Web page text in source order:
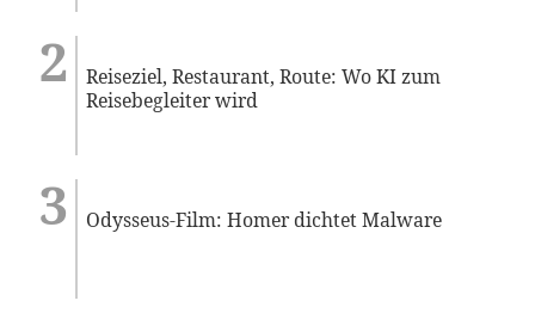
Reiseziel, Restaurant, Route: Wo KI zum
Reisebegleiter wird
Odysseus-Film: Homer dichtet Malware